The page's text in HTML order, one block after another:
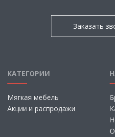
Заказать
КАТЕГОРИИ
Мягкая мебель
Акции и распродажи